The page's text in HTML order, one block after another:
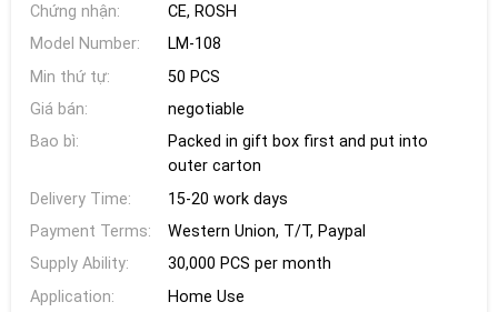
Chứng nhận:
CE, ROSH
Model Number:
LM-108
Min thứ tự:
50 PCS
Giá bán:
negotiable
Bao bì:
Packed in gift box first and put into
outer carton
Delivery Time:
15-20 work days
Payment Terms:
Western Union, T/T, Paypal
Supply Ability:
30,000 PCS per month
Application:
Home Use